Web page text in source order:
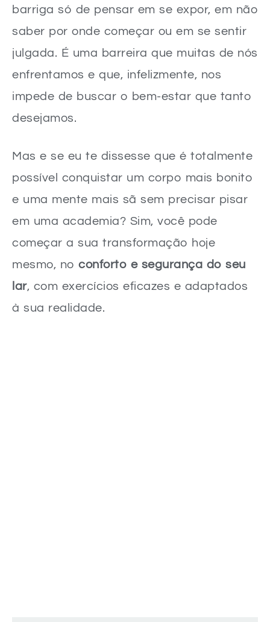
barriga só de pensar em se expor, em não
saber por onde começar ou em se sentir
julgada. É uma barreira que muitas de nós
enfrentamos e que, infelizmente, nos
impede de buscar o bem-estar que tanto
desejamos.
Mas e se eu te dissesse que é totalmente
possível conquistar um corpo mais bonito
e uma mente mais sã sem precisar pisar
em uma academia? Sim, você pode
começar a sua transformação hoje
mesmo, no conforto e segurança do seu
lar, com exercícios eficazes e adaptados
à sua realidade.